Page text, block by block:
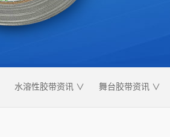
水溶性胶带资讯 ∨ 舞台胶带资讯 ∨